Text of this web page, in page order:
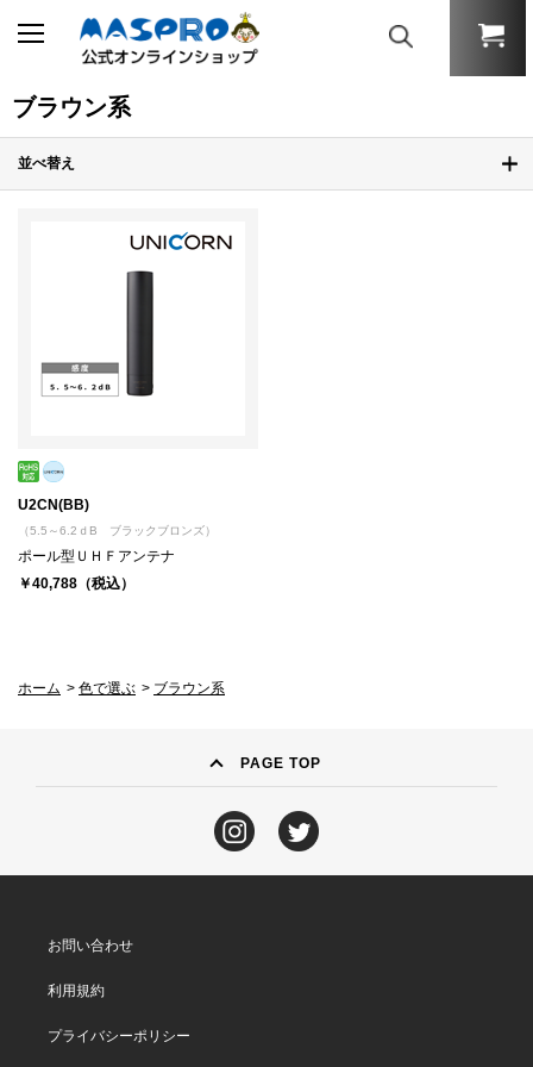
ブラウン系
並べ替え
U2CN(BB)
（5.5～6.2ｄB ブラックブロンズ）
ポール型ＵＨＦアンテナ
￥40,788（税込）
ホーム > 色で選ぶ > ブラウン系
PAGE TOP
お問い合わせ
利用規約
プライバシーポリシー